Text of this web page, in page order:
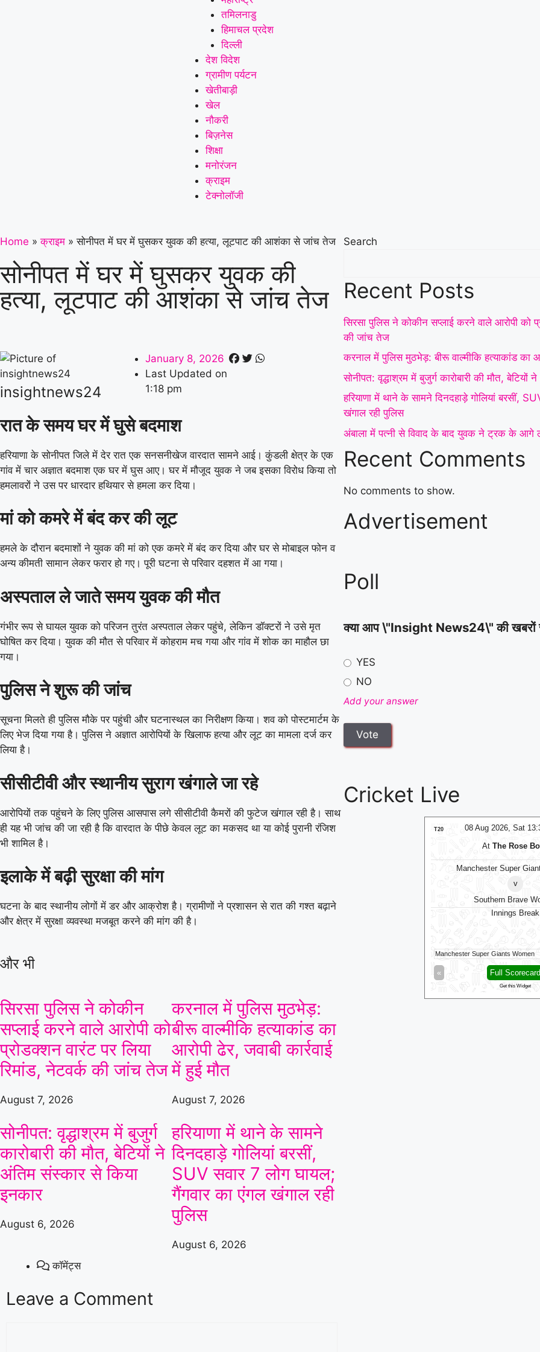
तमिलनाडु
हिमाचल प्रदेश
दिल्ली
देश विदेश
ग्रामीण पर्यटन
खेतीबाड़ी
खेल
नौकरी
बिज़नेस
शिक्षा
मनोरंजन
क्राइम
टेक्नोलॉजी
Home » क्राइम » सोनीपत में घर में घुसकर युवक की हत्या, लूटपाट की आशंका से जांच तेज
सोनीपत में घर में घुसकर युवक की
हत्या, लूटपाट की आशंका से जांच तेज
insightnews24
January 8, 2026
Last Updated on
1:18 pm
रात के समय घर में घुसे बदमाश
हरियाणा के सोनीपत जिले में देर रात एक सनसनीखेज वारदात सामने आई। कुंडली क्षेत्र के एक
गांव में चार अज्ञात बदमाश एक घर में घुस आए। घर में मौजूद युवक ने जब इसका विरोध किया तो
हमलावरों ने उस पर धारदार हथियार से हमला कर दिया।
मां को कमरे में बंद कर की लूट
हमले के दौरान बदमाशों ने युवक की मां को एक कमरे में बंद कर दिया और घर से मोबाइल फोन व
अन्य कीमती सामान लेकर फरार हो गए। पूरी घटना से परिवार दहशत में आ गया।
अस्पताल ले जाते समय युवक की मौत
गंभीर रूप से घायल युवक को परिजन तुरंत अस्पताल लेकर पहुंचे, लेकिन डॉक्टरों ने उसे मृत
घोषित कर दिया। युवक की मौत से परिवार में कोहराम मच गया और गांव में शोक का माहौल छा
गया।
पुलिस ने शुरू की जांच
सूचना मिलते ही पुलिस मौके पर पहुंची और घटनास्थल का निरीक्षण किया। शव को पोस्टमार्टम के
लिए भेज दिया गया है। पुलिस ने अज्ञात आरोपियों के खिलाफ हत्या और लूट का मामला दर्ज कर
लिया है।
सीसीटीवी और स्थानीय सुराग खंगाले जा रहे
आरोपियों तक पहुंचने के लिए पुलिस आसपास लगे सीसीटीवी कैमरों की फुटेज खंगाल रही है। साथ
ही यह भी जांच की जा रही है कि वारदात के पीछे केवल लूट का मकसद था या कोई पुरानी रंजिश
भी शामिल है।
इलाके में बढ़ी सुरक्षा की मांग
घटना के बाद स्थानीय लोगों में डर और आक्रोश है। ग्रामीणों ने प्रशासन से रात की गश्त बढ़ाने
और क्षेत्र में सुरक्षा व्यवस्था मजबूत करने की मांग की है।
और भी
सिरसा पुलिस ने कोकीन
सप्लाई करने वाले आरोपी को
प्रोडक्शन वारंट पर लिया
रिमांड, नेटवर्क की जांच तेज
August 7, 2026
करनाल में पुलिस मुठभेड़:
बीरू वाल्मीकि हत्याकांड का
आरोपी ढेर, जवाबी कार्रवाई
में हुई मौत
August 7, 2026
सोनीपत: वृद्धाश्रम में बुजुर्ग
कारोबारी की मौत, बेटियों ने
अंतिम संस्कार से किया
इनकार
August 6, 2026
हरियाणा में थाने के सामने
दिनदहाड़े गोलियां बरसीं,
SUV सवार 7 लोग घायल;
गैंगवार का एंगल खंगाल रही
पुलिस
August 6, 2026
Search
Recent Posts
सिरसा पुलिस ने कोकीन सप्लाई करने वाले आरोपी को
की जांच तेज
करनाल में पुलिस मुठभेड़: बीरू वाल्मीकि हत्याकांड का
सोनीपत: वृद्धाश्रम में बुजुर्ग कारोबारी की मौत,
हरियाणा में थाने के सामने दिनदहाड़े गोलियां बरसीं,
खंगाल रही पुलिस
अंबाला में पत्नी से विवाद के बाद युवक ने ट्रक के आगे
Recent Comments
No comments to show.
Advertisement
Poll
क्या आप \"Insight News24\" की खबरों
YES
NO
Add your answer
Cricket Live
08 Aug 2026, Sat 14:00 GMT
T20 LIVE
Galle Gallants
v
Jaffna Kings
Jaffna Kings opt to bat
08 Aug 2026, Sat 14:00 GMT
T20
Trichy Grand Cholas
SKM Salem Spartans opt to bat
08 Aug 2026, Sat
T20
At The Rose
Manchester Super
v
Southern Brave
Innings Break
Manchester Super Giants Women
« Full Scorecard
Get this Widget
कॉमेंट्स
Leave a Comment